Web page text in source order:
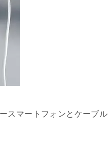
スマートフォンとケーブル